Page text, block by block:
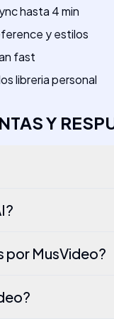
hasta 4 min
y estilos
fast
libreria personal
Y
por MusVideo?